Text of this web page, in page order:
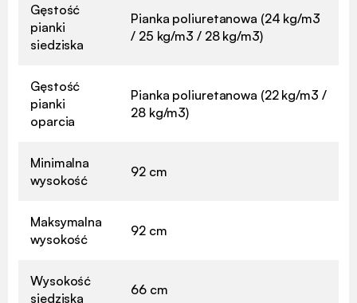
Gęstość
pianki
siedziska
Pianka poliuretanowa (24 kg/m3
/ 25 kg/m3 / 28 kg/m3)
Gęstość
pianki
oparcia
Pianka poliuretanowa (22 kg/m3 /
28 kg/m3)
Minimalna
wysokość
92 cm
Maksymalna
wysokość
92 cm
Wysokość
siedziska
66 cm